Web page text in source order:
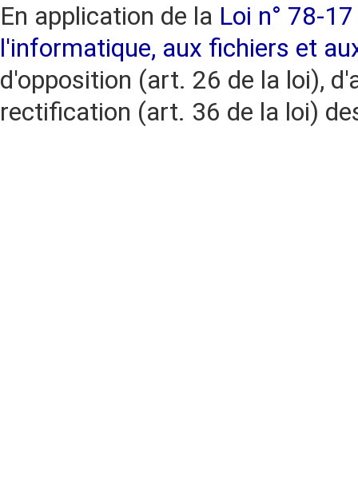
En application de la Loi n° 78-
l'informatique, aux fichiers et
d'opposition (art. 26 de la loi),
rectification (art. 36 de la loi)